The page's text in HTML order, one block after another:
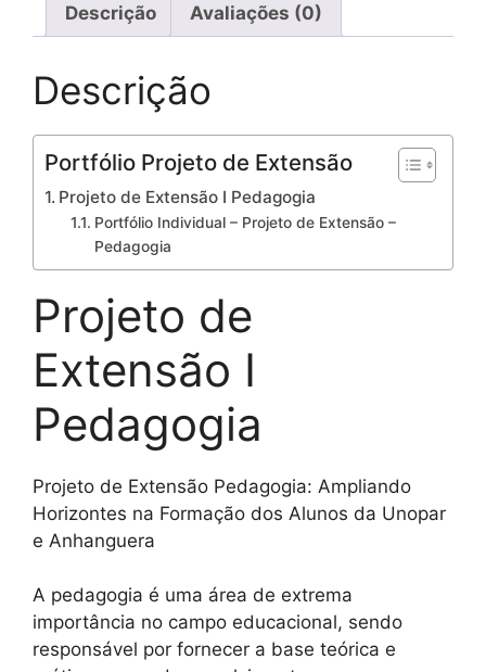
Descrição Avaliações (0)
Descrição
Portfólio Projeto de Extensão
Projeto de Extensão I Pedagogia
Portfólio Individual – Projeto de Extensão –
Pedagogia
Projeto de
Extensão I
Pedagogia
Projeto de Extensão Pedagogia: Ampliando
Horizontes na Formação dos Alunos da Unopar
e Anhanguera
A pedagogia é uma área de extrema
importância no campo educacional, sendo
responsável por fornecer a base teórica e